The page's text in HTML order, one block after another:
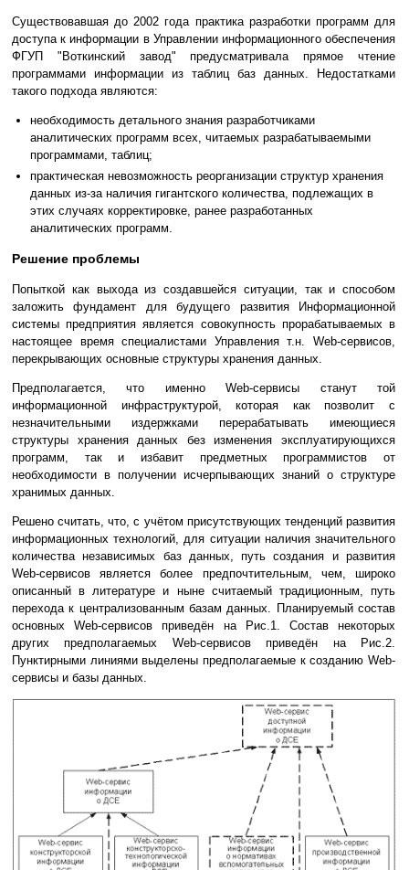
Существовавшая до 2002 года практика разработки программ для
доступа к информации в Управлении информационного обеспечения
ФГУП "Воткинский завод" предусматривала прямое чтение
программами информации из таблиц баз данных. Недостатками
такого подхода являются:
необходимость детального знания разработчиками
аналитических программ всех, читаемых разрабатываемыми
программами, таблиц;
практическая невозможность реорганизации структур хранения
данных из-за наличия гигантского количества, подлежащих в
этих случаях корректировке, ранее разработанных
аналитических программ.
Решение проблемы
Попыткой как выхода из создавшейся ситуации, так и способом
заложить фундамент для будущего развития Информационной
системы предприятия является совокупность прорабатываемых в
настоящее время специалистами Управления т.н. Web-сервисов,
перекрывающих основные структуры хранения данных.
Предполагается, что именно Web-сервисы станут той
информационной инфраструктурой, которая как позволит с
незначительными издержками перерабатывать имеющиеся
структуры хранения данных без изменения эксплуатирующихся
программ, так и избавит предметных программистов от
необходимости в получении исчерпывающих знаний о структуре
хранимых данных.
Решено считать, что, с учётом присутствующих тенденций развития
информационных технологий, для ситуации наличия значительного
количества независимых баз данных, путь создания и развития
Web-сервисов является более предпочтительным, чем, широко
описанный в литературе и ныне считаемый традиционным, путь
перехода к централизованным базам данных. Планируемый состав
основных Web-сервисов приведён на Рис.1. Состав некоторых
других предполагаемых Web-сервисов приведён на Рис.2.
Пунктирными линиями выделены предполагаемые к созданию Web-
сервисы и базы данных.